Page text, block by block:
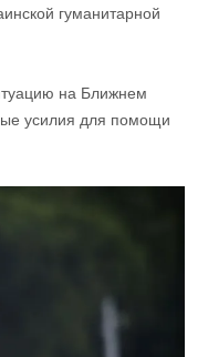
гуманитарной
на Ближнем
усилия для помощи